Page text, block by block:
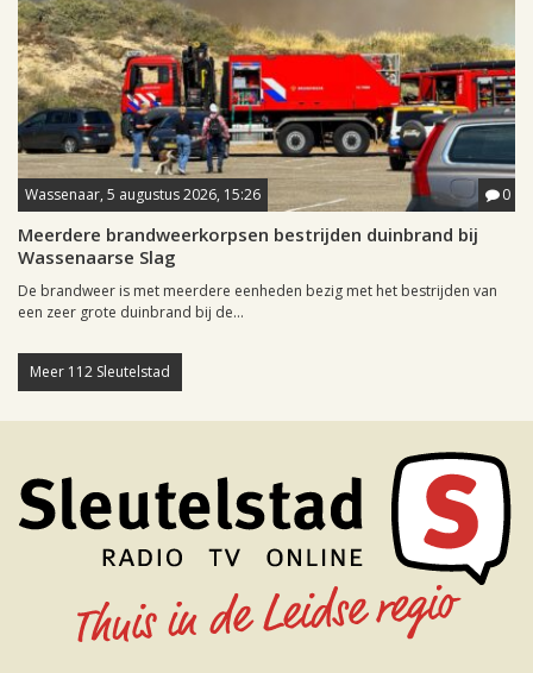
Wassenaar, 5 augustus 2026, 15:26 0
Meerdere brandweerkorpsen bestrijden duinbrand bij
Wassenaarse Slag
De brandweer is met meerdere eenheden bezig met het bestrijden van
een zeer grote duinbrand bij de...
Meer 112 Sleutelstad